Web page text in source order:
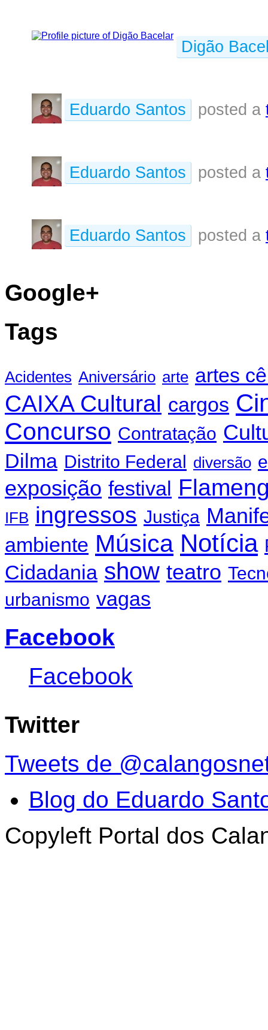
Digão
Eduardo Santos posted a
Eduardo Santos posted a
Eduardo Santos posted a
Google+
Tags
Acidentes Aniversário arte artes
CAIXA Cultural cargos
Concurso Contratação
Dilma Distrito Federal diversão
exposição festival
IFB ingressos Justiça
ambiente Música Notícia
Cidadania show teatro
urbanismo vagas
Facebook
Facebook
Twitter
Tweets de
Blog do Eduardo
Copyleft Portal dos